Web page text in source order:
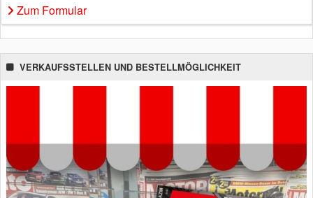
Zum Formular
VERKAUFSSTELLEN UND BESTELLMÖGLICHKEIT